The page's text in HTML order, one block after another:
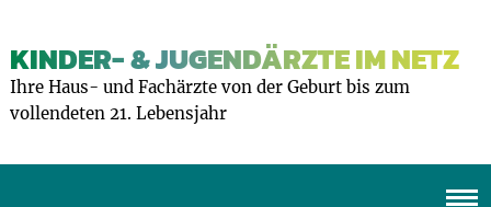
KINDER- & JUGENDÄRZTE IM NETZ
Ihre Haus- und Fachärzte von der Geburt bis zum
vollendeten 21. Lebensjahr